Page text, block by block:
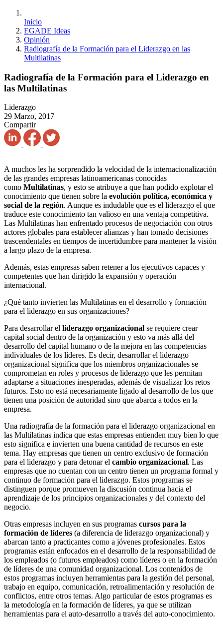
Inicio
EGADE Ideas
Opinión
Radiografía de la Formación para el Liderazgo en las
Multilatinas
Radiografía de la Formación para el Liderazgo en
las Multilatinas
Liderazgo
29 Marzo, 2017
Compartir
A muchos les ha sorprendido la velocidad de la internacionalización
de las grandes empresas latinoamericanas conocidas
como Multilatinas, y esto se atribuye a que han podido explotar el
conocimiento que tienen sobre la evolución política, económica y
social de la región. Aunque es indudable que es el liderazgo el que
traduce este conocimiento tan valioso en una ventaja competitiva.
Las Multilatinas han enfrentado procesos de negociación con otros
actores globales para establecer alianzas y han tomado decisiones
trascendentales en tiempos de incertidumbre para mantener la visión
a largo plazo de la empresa.
Además, estas empresas saben retener a los ejecutivos capaces y
competentes que han dirigido la expansión y operación
internacional.
¿Qué tanto invierten las Multilatinas en el desarrollo y formación
para el liderazgo en sus organizaciones?
Para desarrollar el liderazgo organizacional se requiere crear
capital social dentro de la organización y esto va más allá del
desarrollo del capital humano o de la mejora en las competencias
individuales de los líderes. Es decir, desarrollar el liderazgo
organizacional significa que los miembros organizacionales se
comprometan en roles y procesos de liderazgo que les permitan
adaptarse a situaciones inesperadas, además de visualizar los retos
futuros. Esto no está necesariamente ligado al desarrollo de los que
tienen una posición de autoridad sino que abarca a todos en la
empresa.
Una radiografía de la formación para el liderazgo organizacional en
las Multilatinas indica que estas empresas entienden muy bien lo que
esto significa e invierten una buena cantidad de recursos en este
tema. Hay empresas que tienen un centro exclusivo de formación
para el liderazgo y para detonar el cambio organizacional. Las
empresas que no cuentan con un centro tienen un programa formal y
continuo de formación para el liderazgo. Estos programas se
distinguen porque promueven la discusión continua hacia el
aprendizaje de los principios organizacionales y del contexto del
negocio.
Otras empresas incluyen en sus programas cursos para la
formación de líderes (a diferencia de liderazgo organizacional) y
abarcan tanto a practicantes como a jóvenes profesionales. Estos
programas están enfocados en el desarrollo de la responsabilidad de
los empleados (o futuros empleados) como líderes o en la formación
de líderes de una comunidad organizacional. Los contenidos de
estos programas incluyen herramientas para la gestión del personal,
trabajo en equipo, comunicación, retroalimentación y resolución de
conflictos, entre otros temas. Algo particular de estos programas es
la metodología en la formación de líderes, ya que se utilizan
herramientas para el auto-desarrollo a través del auto-conocimiento.